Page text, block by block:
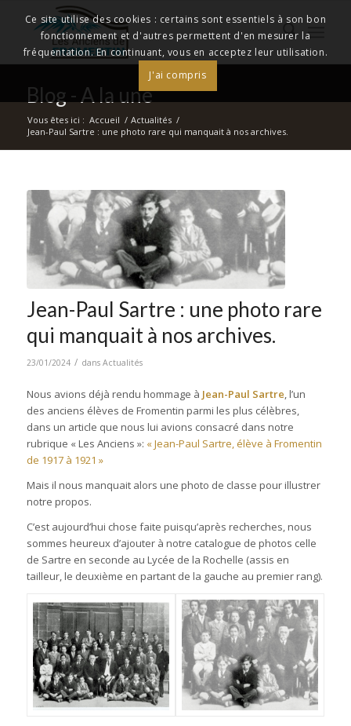
Blog - A la une
Vous êtes ici : Accueil / Actualités /
Jean-Paul Sartre : une photo rare qui manquait à nos archives.
Jean-Paul Sartre : une photo rare
qui manquait à nos archives.
23/01/2024 / dans Actualités
Nous avions déjà rendu hommage à Jean-Paul Sartre, l’un
des anciens élèves de Fromentin parmi les plus célèbres,
dans un article que nous lui avions consacré dans notre
rubrique « Les Anciens »: « Jean-Paul Sartre, élève à Fromentin
de 1917 à 1921 »
Mais il nous manquait alors une photo de classe pour illustrer
notre propos.
C’est aujourd’hui chose faite puisqu’après recherches, nous
sommes heureux d’ajouter à notre catalogue de photos celle
de Sartre en seconde au Lycée de la Rochelle (assis en
tailleur, le deuxième en partant de la gauche au premier rang).
Ce site utilise des cookies : certains sont essentiels à son bon
fonctionnement et d'autres permettent d'en mesurer la
fréquentation. En continuant, vous en acceptez leur utilisation.
J'ai compris